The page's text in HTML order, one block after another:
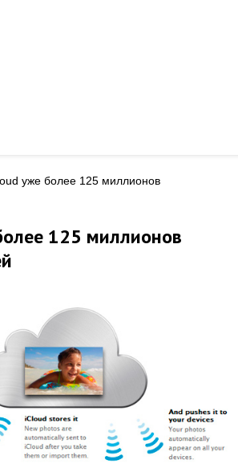
уже более 125 миллионов
125 миллионов